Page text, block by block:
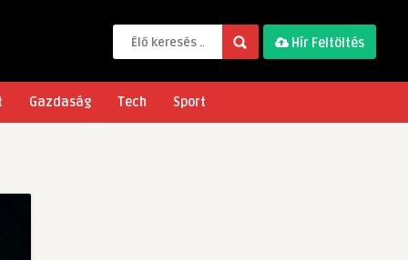
Hír Feltöltés
Gazdaság Tech Sport